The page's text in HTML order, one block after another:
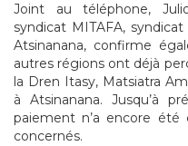
Joint au téléphone,
syndicat MITAFA,
Atsinanana, confirme
autres régions ont déjà
la Dren Itasy, Matsiatra
à Atsinanana. Jusqu’à
paiement n’a encore été
concernés.